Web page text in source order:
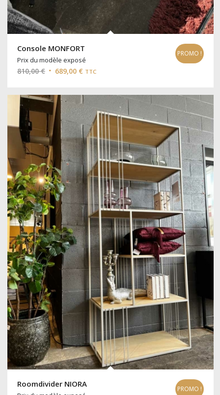
Console MONFORT
Prix du modèle exposé
810,00€ Le
initial
était :
810,00 €.
689,00 € Le
actuel
est :
689,00 €.
TTC
PROMO !
Roomdivider NIORA
PROMO !